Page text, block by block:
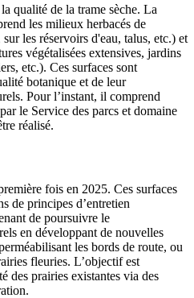
qualité de la trame sèche. La
les milieux herbacés de
les réservoirs d'eau, talus, etc.) et
végétalisées extensives, jardins
etc.). Ces surfaces sont
botanique et de leur
Pour l’instant, il comprend
le Service des parcs et domaine
réalisé.
fois en 2025. Ces surfaces
de principes d’entretien
de poursuivre le
en développant de nouvelles
les bords de route, ou
fleuries. L’objectif est
des prairies existantes via des